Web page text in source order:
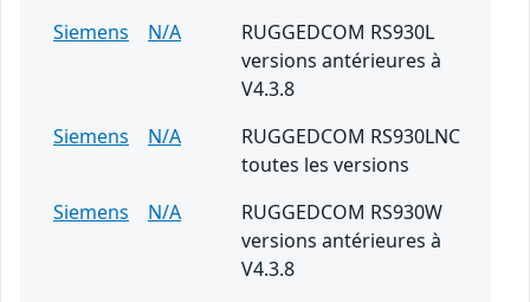
Siemens
N/A
RUGGEDCOM RS930L
versions antérieures à
V4.3.8
Siemens
N/A
RUGGEDCOM RS930LNC
toutes les versions
Siemens
N/A
RUGGEDCOM RS930W
versions antérieures à
V4.3.8